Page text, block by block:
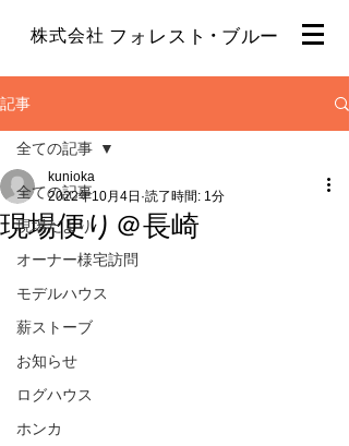
ブルー
株式会社 フォレスト ・
記事
全ての記事
現場だより
オーナー様宅訪問
モデルハウス
薪ストーブ
お知らせ
ログハウス
ホンカ
全ての記事
現場便り＠長崎
kunioka
2022年10月4日 読了時間: 1分